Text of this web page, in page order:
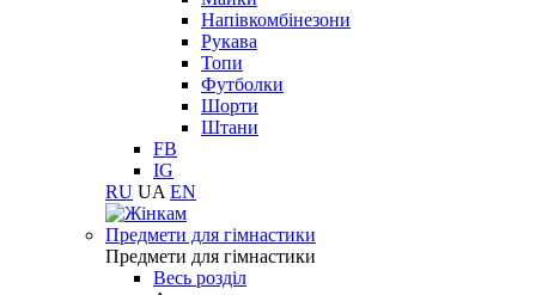
Напівкомбінезони
Рукава
Топи
Футболки
Шорти
Штани
FB
IG
RU UA EN
Предмети для гімнастики
Предмети для гімнастики
Весь розділ